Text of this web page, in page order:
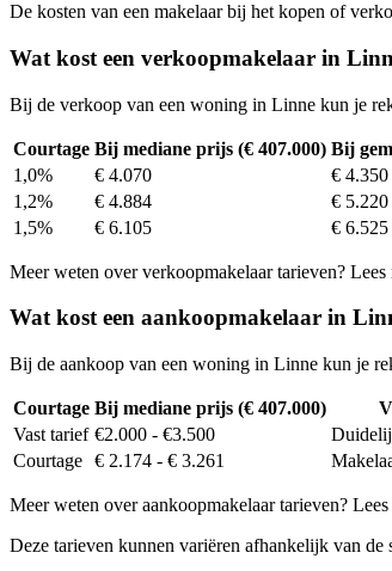
De kosten van een makelaar bij het kopen of
Wat kost een verkoopmakelaar in
Bij de verkoop van een woning in Linne kun je
Courtage Bij mediane prijs (€ 407.000) Bij
1,0%
€ 4.070
€ 4.350
1,2%
€ 4.884
€ 5.220
1,5%
€ 6.105 € 6.525
Meer weten over verkoopmakelaar tarieven? Lees
Wat kost een aankoopmakelaar in
Bij de aankoop van een woning in Linne kun je
Courtage Bij mediane prijs (€ 407.000)
Vast tarief €2.000 - €3.500
Courtage € 2.174 - € 3.261
Meer weten over aankoopmakelaar tarieven?
Deze tarieven kunnen variëren afhankelijk van